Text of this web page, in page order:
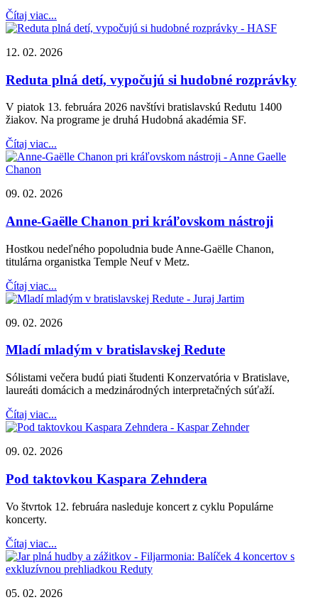
Čítaj viac...
12. 02. 2026
Reduta plná detí, vypočujú si hudobné rozprávky
V piatok 13. februára 2026 navštívi bratislavskú Redutu 1400
žiakov. Na programe je druhá Hudobná akadémia SF.
Čítaj viac...
09. 02. 2026
Anne-Gaëlle Chanon pri kráľovskom nástroji
Hostkou nedeľného popoludnia bude Anne-Gaëlle Chanon,
titulárna organistka Temple Neuf v Metz.
Čítaj viac...
09. 02. 2026
Mladí mladým v bratislavskej Redute
Sólistami večera budú piati študenti Konzervatória v Bratislave,
laureáti domácich a medzinárodných interpretačných súťaží.
Čítaj viac...
09. 02. 2026
Pod taktovkou Kaspara Zehndera
Vo štvrtok 12. februára nasleduje koncert z cyklu Populárne
koncerty.
Čítaj viac...
05. 02. 2026